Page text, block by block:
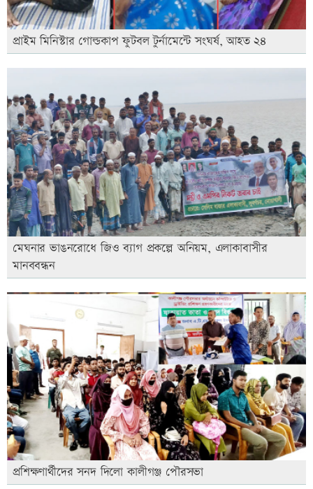
প্রাইম মিনিস্টার গোল্ডকাপ ফুটবল টুর্নামেন্টে সংঘর্ষ, আহত ২৪
মেঘনার ভাঙনরোধে জিও ব্যাগ প্রকল্পে অনিয়ম, এলাকাবাসীর
মানববন্ধন
প্রশিক্ষণার্থীদের সনদ দিলো কালীগঞ্জ পৌরসভা